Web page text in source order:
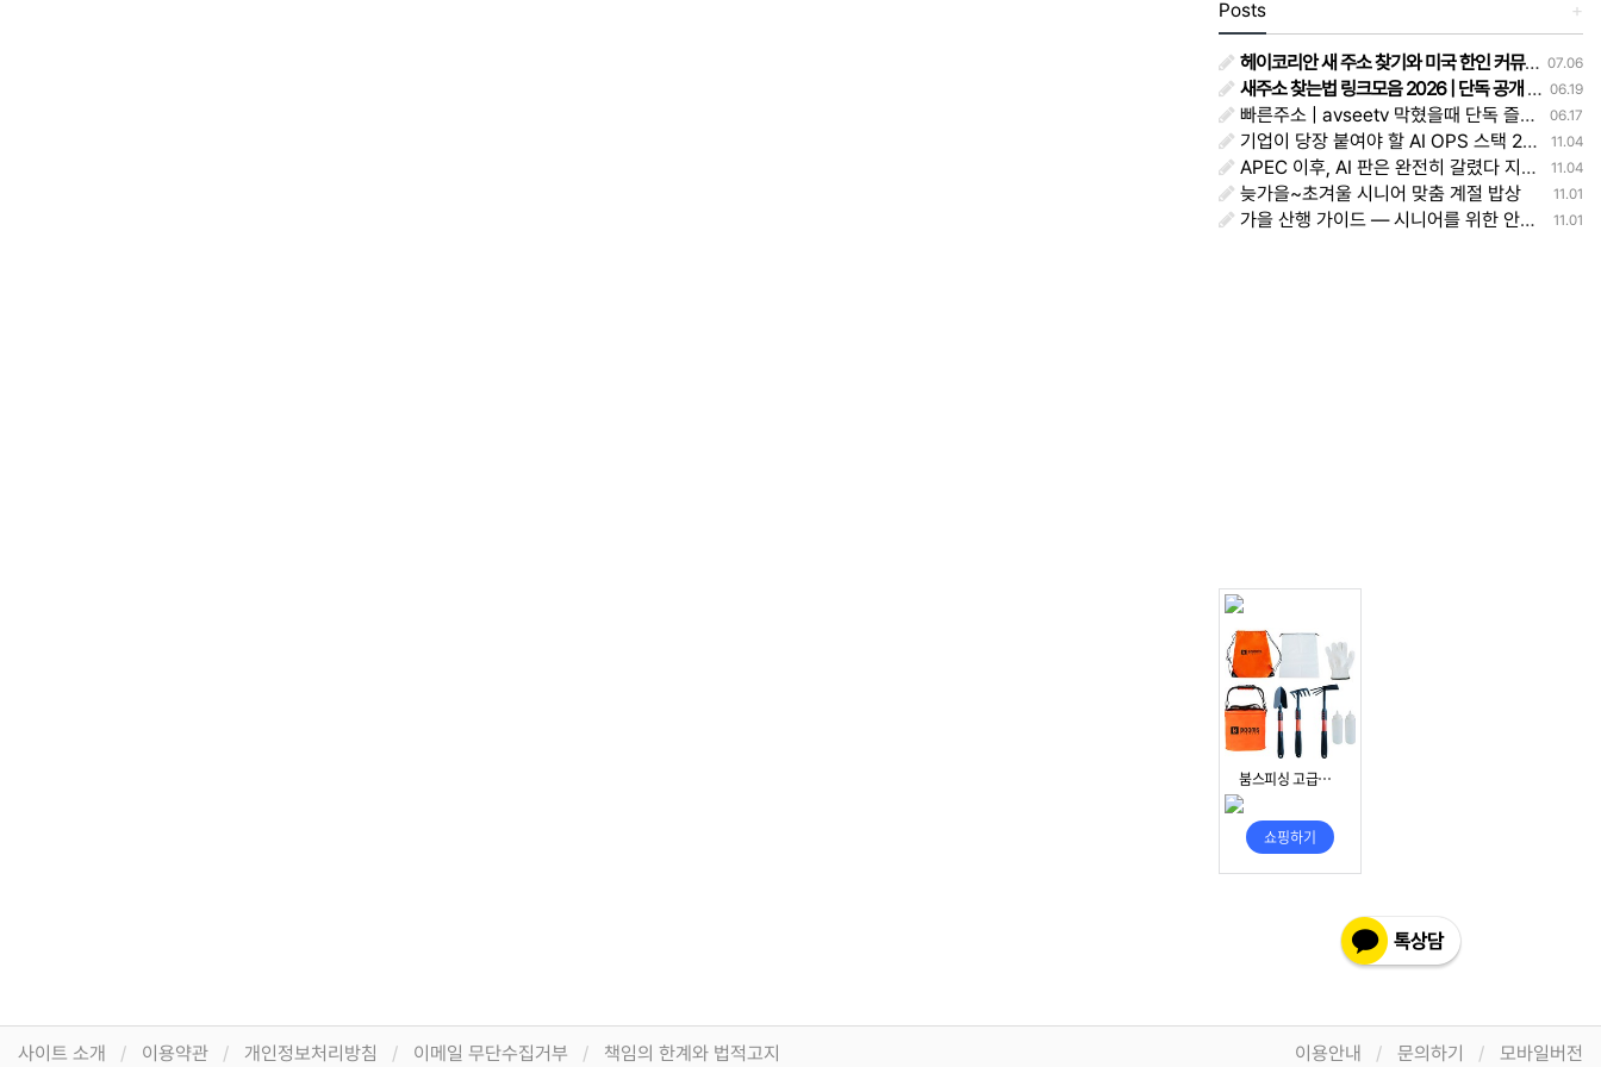
+
Posts
07.06
헤이코리안 새 주소 찾기와 미국 한인 커뮤니티 이용 후기
06.19
새주소 찾는법 링크모음 2026 | 단독 공개 - 주소얌
06.17
빠른주소 | avseetv 막혔을때 단독 즐겨찾기 정리 주소얌
11.04
기업이 당장 붙여야 할 AI OPS 스택 2025 — 모델·평가·워크플로·권한·대시보드 실전 레시피
11.04
APEC 이후, AI 판은 완전히 갈렸다 지금 당장 바꿔야 할 생존전략
11.01
늦가을~초겨울 시니어 맞춤 계절 밥상
11.01
가을 산행 가이드 — 시니어를 위한 안전하고 아름다운 등산법
사이트 소개 이용약관 개인정보처리방침 이메일 무단수집거부 책임의 한계와 법적고지 이용안내 문의하기 모바일버전